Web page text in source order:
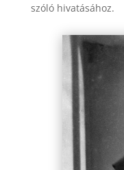
szóló hivatásához.